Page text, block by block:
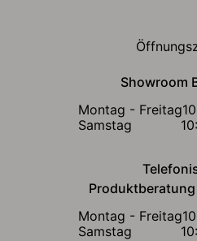
Showroom
Montag - Freitag
Samstag
Montag - Freitag
Samstag